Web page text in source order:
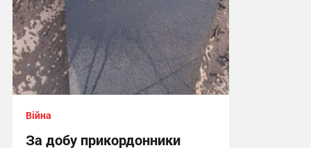
Війна
За добу прикордонники